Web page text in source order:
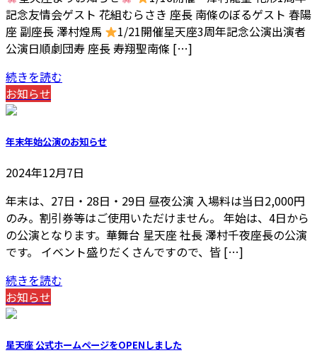
記念友情会ゲスト 花組むらさき 座長 南條のぼるゲスト 春陽
座 副座長 澤村煌馬
1/21開催星天座3周年記念公演出演者
公演日順劇団寿 座長 寿翔聖南條 […]
続きを読む
お知らせ
年末年始公演のお知らせ
2024年12月7日
年末は、27日・28日・29日 昼夜公演 入場料は当日2,000円
のみ。割引券等はご使用いただけません。 年始は、4日から
の公演となります。華舞台 星天座 社長 澤村千夜座長の公演
です。 イベント盛りだくさんですので、皆 […]
続きを読む
お知らせ
星天座 公式ホームページをOPENしました